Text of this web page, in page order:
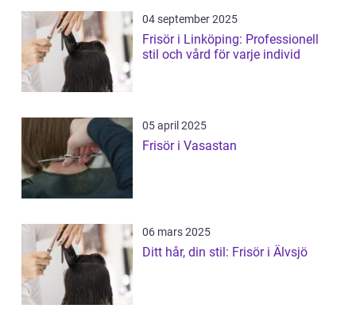
04 september 2025
Frisör i Linköping: Professionell
stil och vård för varje individ
05 april 2025
Frisör i Vasastan
06 mars 2025
Ditt hår, din stil: Frisör i Älvsjö